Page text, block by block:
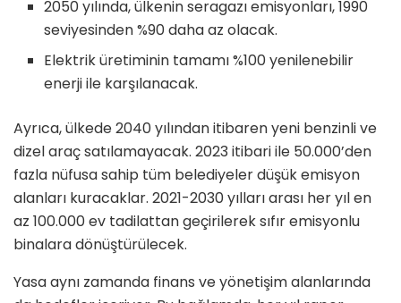
2050 yılında, ülkenin seragazı emisyonları, 1990
seviyesinden %90 daha az olacak.
Elektrik üretiminin tamamı %100 yenilenebilir
enerji ile karşılanacak.
Ayrıca, ülkede 2040 yılından itibaren yeni benzinli ve
dizel araç satılamayacak. 2023 itibari ile 50.000’den
fazla nüfusa sahip tüm belediyeler düşük emisyon
alanları kuracaklar. 2021-2030 yılları arası her yıl en
az 100.000 ev tadilattan geçirilerek sıfır emisyonlu
binalara dönüştürülecek.
Yasa aynı zamanda finans ve yönetişim alanlarında